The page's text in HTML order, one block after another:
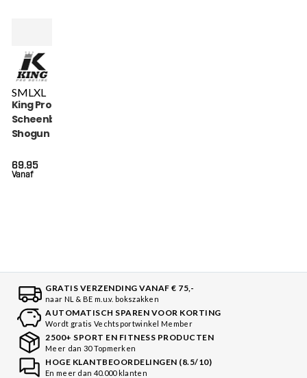
SML XL
King Pro Boxing
Scheenbeschermers
Shogun Series (KPB
Vanaf
69.95
GRATIS VERZENDING VANAF € 75,-
naar NL & BE m.u.v. bokszakken
AUTOMATISCH SPAREN VOOR KORTING
Wordt gratis Vechtsportwinkel Member
2500+ SPORT EN FITNESS PRODUCTEN
Meer dan 30 Topmerken
HOGE KLANTBEOORDELINGEN (8.5/10)
En meer dan 40.000 klanten